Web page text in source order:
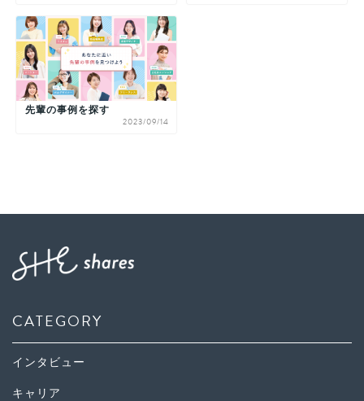
先輩の事例を探す
2023/09/14
CATEGORY
インタビュー
キャリア